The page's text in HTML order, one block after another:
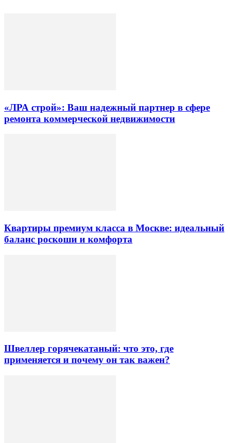
«ЛРА строй»: Ваш надежный партнер в сфере
ремонта коммерческой недвижимости
Квартиры премиум класса в Москве: идеальный
баланс роскоши и комфорта
Швеллер горячекатаный: что это, где
применяется и почему он так важен?